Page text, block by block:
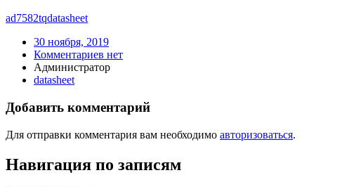
ad7582tqdatasheet
30 ноября, 2019
Комментариев нет
Администратор
datasheet
Добавить комментарий
Для отправки комментария вам необходимо авторизоваться.
Навигация по записям